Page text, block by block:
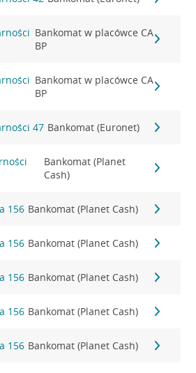
Bankomat w placówce CA
BP
Bankomat w placówce CA
BP
47 Bankomat (Euronet)
Bankomat (Planet
Cash)
156 Bankomat (Planet Cash)
156 Bankomat (Planet Cash)
156 Bankomat (Planet Cash)
156 Bankomat (Planet Cash)
156 Bankomat (Planet Cash)